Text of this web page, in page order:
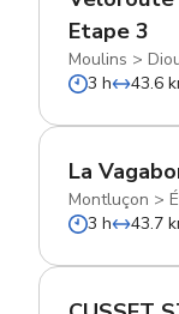
Etape 3
Moulins >
3 h
43.6
La
Montluçon >
3 h
43.7